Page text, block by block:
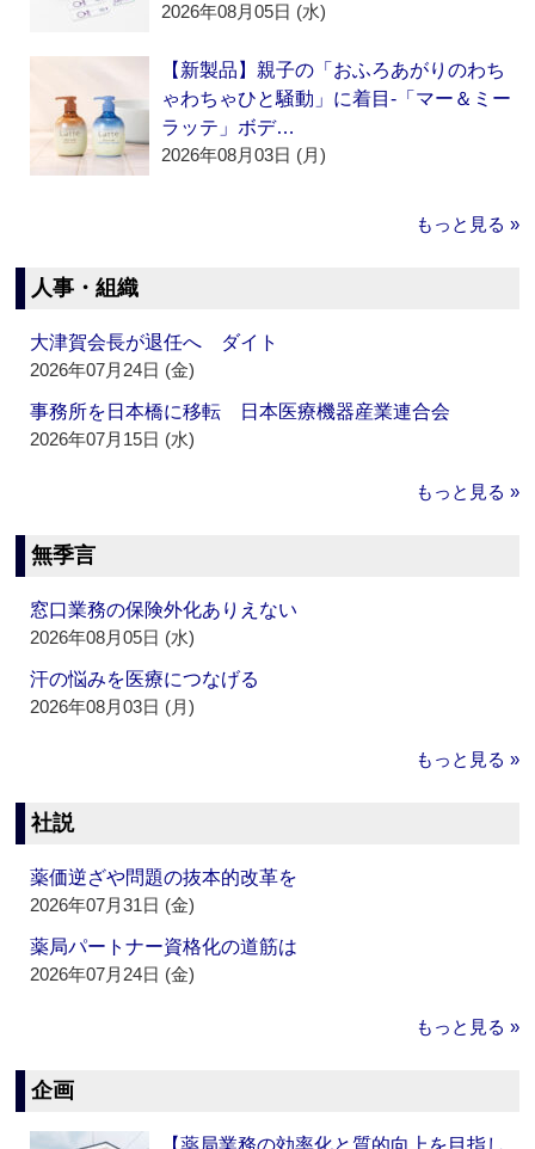
2026年08月05日 (水)
【新製品】親子の「おふろあがりのわち
ゃわちゃひと騒動」に着目‐「マー＆ミー
ラッテ」ボデ…
2026年08月03日 (月)
もっと見る »
人事・組織
大津賀会長が退任へ ダイト
2026年07月24日 (金)
事務所を日本橋に移転 日本医療機器産業連合会
2026年07月15日 (水)
もっと見る »
無季言
窓口業務の保険外化ありえない
2026年08月05日 (水)
汗の悩みを医療につなげる
2026年08月03日 (月)
もっと見る »
社説
薬価逆ざや問題の抜本的改革を
2026年07月31日 (金)
薬局パートナー資格化の道筋は
2026年07月24日 (金)
もっと見る »
企画